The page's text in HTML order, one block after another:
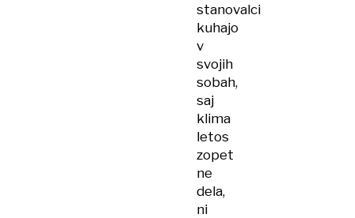
stanovalci
kuhajo
v
svojih
sobah,
saj
klima
letos
zopet
ne
dela,
ni